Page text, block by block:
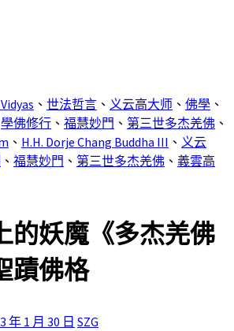
、 世法哲言 、 义云高大师 、 佛學 、
學佛修行 、 福慧妙門 、 第三世多杰羌佛 、
、 H.H. Dorje Chang Buddha III 、 义云
、 福慧妙門 、 第三世多杰羌佛 、 義雲高
的妖魔《多杰羌佛
蹟佛格
年 1 月 30 日 SZG